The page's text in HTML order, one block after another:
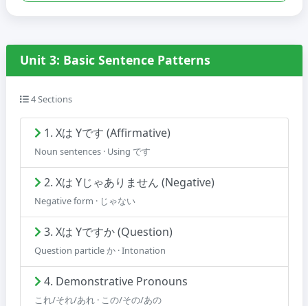
Unit 3: Basic Sentence Patterns
4 Sections
1. Xは Yです (Affirmative)
Noun sentences · Using です
2. Xは Yじゃありません (Negative)
Negative form · じゃない
3. Xは Yですか (Question)
Question particle か · Intonation
4. Demonstrative Pronouns
これ/それ/あれ · この/その/あの